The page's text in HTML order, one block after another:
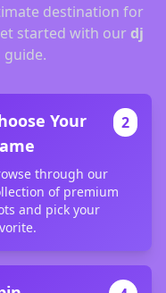
destination for
started with ourdj
guide.
Your
2
through our
of premium
and pick your